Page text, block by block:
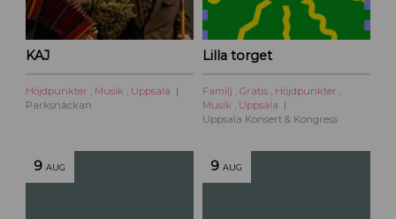
KAJ
Höjdpunkter Musik
Uppsala
Parksnäckan
Lilla torget
Familj Gratis Höjdpunkter
Musik
Uppsala
Uppsala Konsert & Kongress
9 AUG 9 AUG